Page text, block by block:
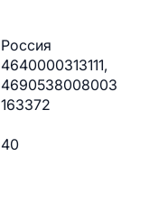
Россия
4640000313111,
4690538008003
163372
40